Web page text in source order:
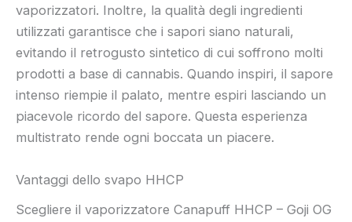
vaporizzatori. Inoltre, la qualità degli ingredienti
utilizzati garantisce che i sapori siano naturali,
evitando il retrogusto sintetico di cui soffrono molti
prodotti a base di cannabis. Quando inspiri, il sapore
intenso riempie il palato, mentre espiri lasciando un
piacevole ricordo del sapore. Questa esperienza
multistrato rende ogni boccata un piacere.
Vantaggi dello svapo HHCP
Scegliere il vaporizzatore Canapuff HHCP – Goji OG